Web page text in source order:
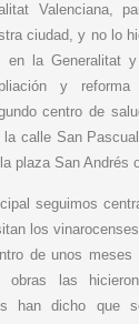
Valenciana,
ciudad, y no lo
en la Generalitat
y
centro de
la calle San
plaza San Andrés
seguimos
los
de unos
obras las
han dicho que